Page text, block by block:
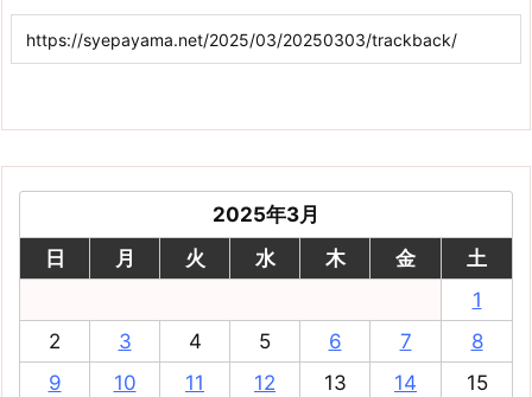
2025年3月
日
月 火 水 木 金
土
1
2
3 4 5 6 7
8
9
10 11 12 13 14
15